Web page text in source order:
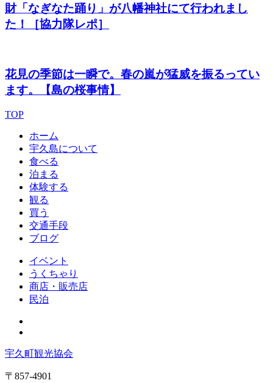
財「なぎなた踊り」が八幡神社にて行われまし
た！［協力隊レポ］
花見の季節は一瞬で。春の嵐が猛威を振るってい
ます。【島の桜事情】
TOP
ホーム
宇久島について
食べる
泊まる
体験する
観る
買う
交通手段
ブログ
イベント
うくちゃり
商店・販売店
民泊
宇久町観光協会
〒857-4901